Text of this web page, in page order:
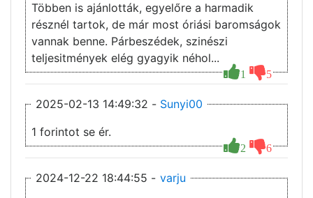
1 5
Többen is ajánlották, egyelőre a harmadik
résznél tartok, de már most óriási baromságok
vannak benne. Párbeszédek, szinészi
teljesitmények elég gyagyik néhol...
2025-02-13 14:49:32 - Sunyi00
2 6
1 forintot se ér.
2024-12-22 18:44:55 - varju